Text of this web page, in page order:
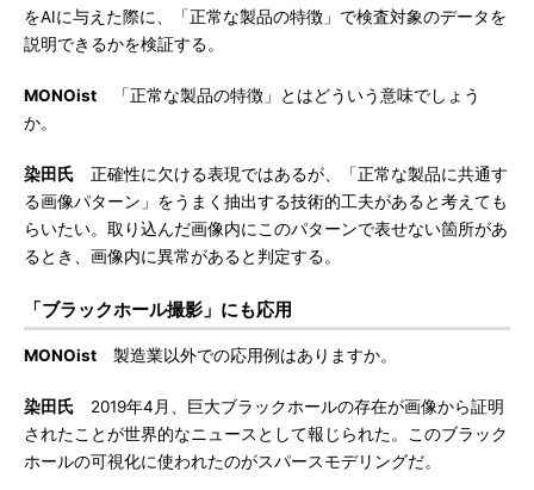
をAIに与えた際に、「正常な製品の特徴」で検査対象のデータを
説明できるかを検証する。
MONOist 「正常な製品の特徴」とはどういう意味でしょう
か。
染田氏 正確性に欠ける表現ではあるが、「正常な製品に共通す
る画像パターン」をうまく抽出する技術的工夫があると考えても
らいたい。取り込んだ画像内にこのパターンで表せない箇所があ
るとき、画像内に異常があると判定する。
「ブラックホール撮影」にも応用
MONOist 製造業以外での応用例はありますか。
染田氏 2019年4月、巨大ブラックホールの存在が画像から証明
されたことが世界的なニュースとして報じられた。このブラック
ホールの可視化に使われたのがスパースモデリングだ。